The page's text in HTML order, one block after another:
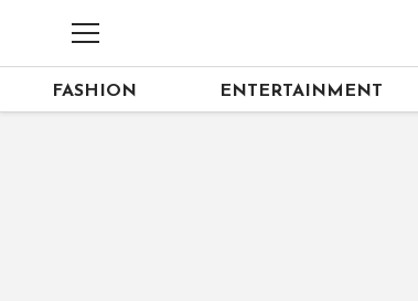
FASHION ENTERTAINMENT